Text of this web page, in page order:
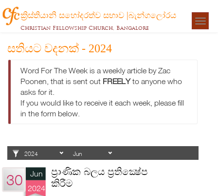
ක්‍රිස්තියානි සහෝදරත්ව සභාව |බැන්ගලෝරය
Christian Fellowship Church, Bangalore
සතියට වදනක් - 2024
Word For The Week is a weekly article by Zac
Poonen, that is sent out FREELYto anyone who
asks for it.
If you would like to receive it each week, please fill
in the form below.
30
Jun
2024
ප්‍රාණික බලය ප්‍රතික්‍ෂේප
කිරීම